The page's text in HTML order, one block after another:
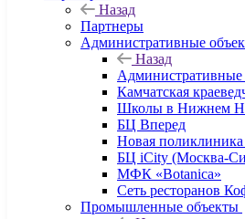
Назад
Партнеры
Административные
Назад
Административные
Камчатская
Школы в Нижнем
БЦ Вперед
Новая
БЦ iCity (Москва-
МФК «Botanica»
Сеть ресторанов
Промышленные объекты